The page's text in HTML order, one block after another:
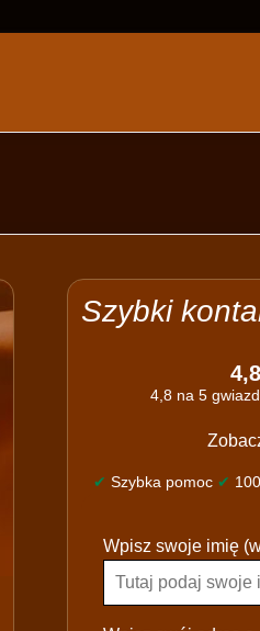
Szybki
4,8
4,8 na 5
✔ Szybka pomoc ✔
l
a
Wpisz swoje imię